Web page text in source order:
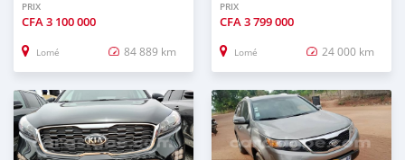
PRIX
CFA3 100 000
Lomé 84 889 km
PRIX
CFA3 799 000
Lomé 24 000 km